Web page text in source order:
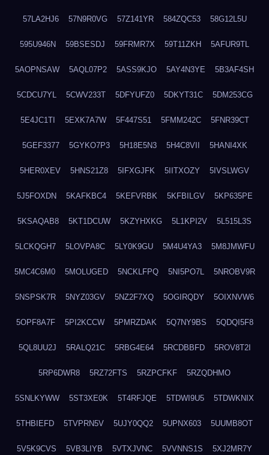
57LA2HJ6 57N9R0VG 57Z141YR 584ZQC53 58G12L5U
595U946N 59BSESDJ 59FRMR7X 59T11ZKH 5AFUR9TL
5AOPNSAW 5AQL07P2 5ASS9KJO 5AY4N3YE 5B3AF4SH
5CDCU7YL 5CWV233T 5DFYUFZ0 5DKYT31C 5DM253CG
5E4JC1TI 5EXK7A7W 5F447S51 5FMM242C 5FNR39CT
5GEF3377 5GYKO7P3 5H18E5N3 5H4C8VII 5HANI4XK
5HER0XEV 5HNS21Z8 5IFXGJFK 5IITXOZY 5IVSLWGV
5J5FOXDN 5KAFKBC4 5KEFVRBK 5KFBILGV 5KP635PE
5KSAQAB8 5KT1DCUW 5KZYHXKG 5L1KPI2V 5L515L3S
5LCKQGH7 5LOVPA8C 5LY0K9GU 5M4U4YA3 5M8JMWFU
5MC4C6M0 5MOLUGED 5NCKLFPQ 5NI5PO7L 5NROBV9R
5NSPSK7R 5NYZ03GV 5NZ2F7XQ 5OGIRQDY 5OIXNVW6
5OPF8A7F 5PI2KCCW 5PMRZDAK 5Q7NY9BS 5QDQI5F8
5QL8UU2J 5RALQ21C 5RBG4E64 5RCDBBFD 5ROV8T2I
5RP6DWR8 5RZ72FTS 5RZPCFKF 5RZQDHMO
5SNLKYWW 5ST3XE0K 5T4RFJQE 5TDWI9U5 5TDWKNIX
5THBIEFD 5TVPRN5V 5UJY0QQ2 5UPNX603 5UUMB8OT
5V5K9CVS 5VB3LIYB 5VTXJVNC 5VVNNS1S 5XJ2MR7Y